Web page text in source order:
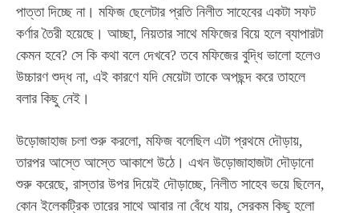
পাত্তা দিচ্ছে না। মফিজ ছেলেটার প্রতি নিলীত সাহেবের একটা সফট
কর্ণার তৈরী হয়েছে। আচ্ছা, নিয়তার সাথে মফিজের বিয়ে হলে ব্যাপারটা
কেমন হবে? সে কি কথা বলে দেখবে? তবে মফিজের বুদ্ধি ভালো হলেও
উচ্চারণ শুদ্ধ না, এই কারণে যদি মেয়েটা তাকে অপছন্দ করে তাহলে
বলার কিছু নেই।
উড়োজাহাজ চলা শুরু করলো, মফিজ বলেছিল এটা প্রথমে দৌড়ায়,
তারপর আস্তে আস্তে আকাশে উঠে। এখন উড়োজাহাজটা দৌড়ানো
শুরু করেছে, রাস্তার উপর দিয়েই দৌড়াচ্ছে, নিলীত সাহেব ভয়ে ছিলেন,
কোন ইলেকট্রিক তারের সাথে আবার না বেঁধে যায়, সেরকম কিছু হলো